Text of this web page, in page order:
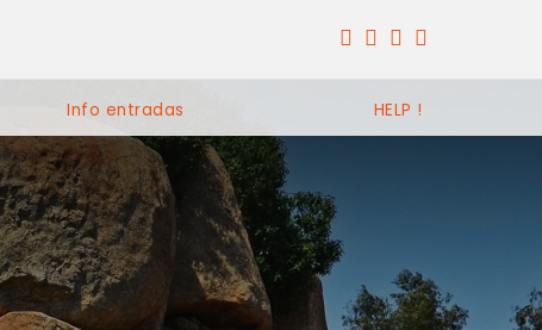
Info entradas HELP !